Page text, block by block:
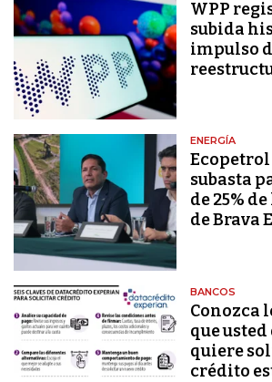
WPP
subida
impulso
ENERGÍA
subasta
de 25%
de Brava
BANCOS
Conozca
que usted
quiere
crédito